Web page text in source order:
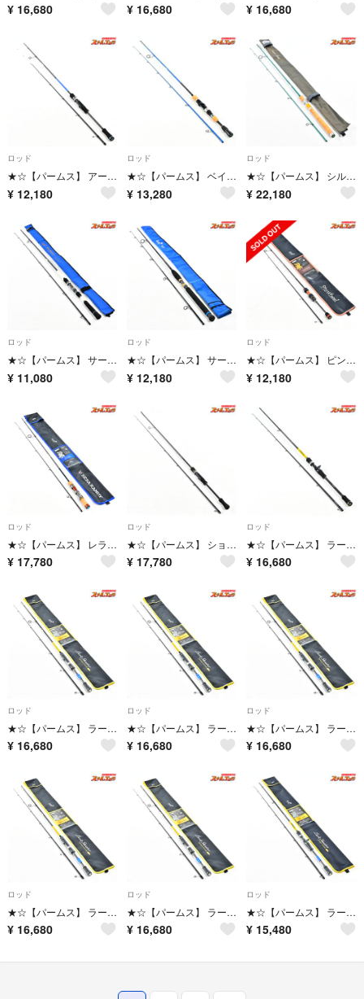
¥ 16,680 ¥ 16,680 ¥ 16,680
ロッド
★☆【パームス】 アーマークラッドTR ATGS-66 マッスル PALMS Armorclad MUSCLE アオリイカ K_145★☆v48346
¥ 12,180
ロッド
★☆【パームス】 ベイマティック BMAS-65ML/ST PALMS BAYMATIC シーバス イナダ サバ K_145★☆v48345
¥ 13,280
ロッド
★☆【パームス】 シルファー ビッグベンド SBGS-80M PALMS Sylpher BigBend ニジマス イワナ ヤマメ K_168★☆v48274
¥ 22,180
ロッド
★☆【パームス】 サーフラウド SLGS-90ML・PE PALMS ELUA Surfloud シーバス チヌ ヒラメ K_184★☆v48273
¥ 11,080
ロッド
★☆【パームス】 サーフスター SS106 PALMS SURF-STAR シーバス ヒラメ イナダ マゴチ K_208★☆v48248
¥ 12,180
ロッド
★☆【パームス】 ピンウィール PFGS-63UL PALMS PinWheel アジ メバル シーバス K_142★☆v47998
¥ 12,180
ロッド
★☆【パームス】 レラカムイ RKSS-63L PALMS RERA KAMUY ヤマメ イワナ アマゴ ニジマス K_142★☆v47942
¥ 17,780
ロッド
★☆【パームス】 ショアガンエボルブ SFSGS-86M・EG エギングカスタム PALMS ShoreGun EVOLV EGING CUSTOM アオリイカ K_176★☆v47940
¥ 17,780
ロッド
★☆【パームス】 ラークシューター LSGC-710MH+ PALMS Lurk Shooter ハタ K_166★☆v47939
¥ 16,680
ロッド
★☆【パームス】 ラークシューター LSGS-610ML+ ボートゲームスペシャル PALMS Lurk Shooter BOAT GAME SP ハタ K_152★☆v47938
¥ 16,680
ロッド
★☆【パームス】 ラークシューター LSGS-610ML+ ボートゲームスペシャル PALMS Lurk Shooter BOAT GAME SP ハタ K_152★☆v47937
¥ 16,680
ロッド
★☆【パームス】 ラークシューター LSGS-610ML+ ボートゲームスペシャル PALMS Lurk Shooter BOAT GAME SP ハタ K_152★☆v47936
¥ 16,680
ロッド
★☆【パームス】 ラークシューター LSGS-610ML+ ボートゲームスペシャル PALMS Lurk Shooter BOAT GAME SP ハタ K_152★☆v47935
¥ 16,680
ロッド
★☆【パームス】 ラークシューター LSGS-610ML+ ボートゲームスペシャル PALMS Lurk Shooter BOAT GAME SP ハタ K_152★☆v47934
¥ 16,680
ロッド
★☆【パームス】 ラークシューター LSGC-71ML+ オールラウンダー PALMS Lurk Shooter ALLROUNDER ハタ カサゴ アイナメ K_155★☆v47931
¥ 15,480